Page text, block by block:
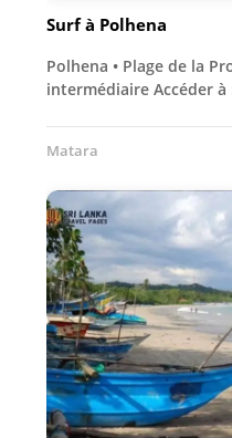
Surf à Polhena
Polhena • Plage de la
intermédiaire Accéder
Matara